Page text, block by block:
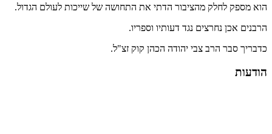
הוא מספק לחלק מהציבור הדתי את התחושה של שייכות לעולם הגדול.
הרבנים אכן נחרצים נגד דעותיו וספריו.
כדבריך סבר הרב צבי יהודה הכהן קוק זצ"ל.
הודעות